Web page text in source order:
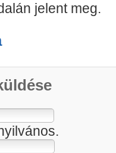
jelent meg.